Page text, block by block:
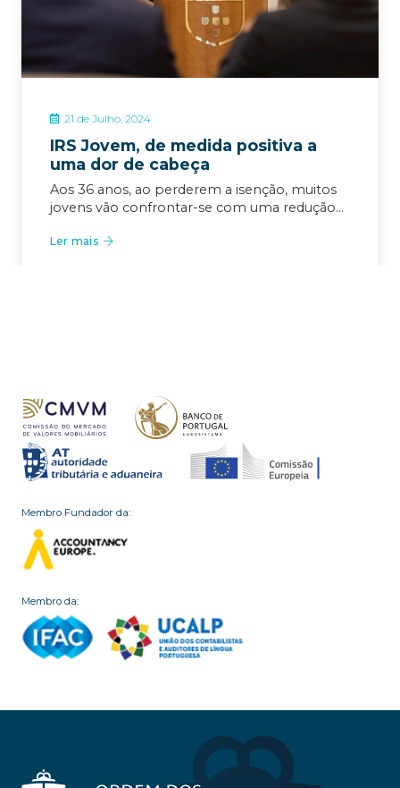
21 de Julho, 2024
IRS Jovem, de medida positiva a
uma dor de cabeça
Aos 36 anos, ao perderem a isenção, muitos
jovens vão confrontar-se com uma redução…
Ler mais
Membro Fundador da:
Membro da: